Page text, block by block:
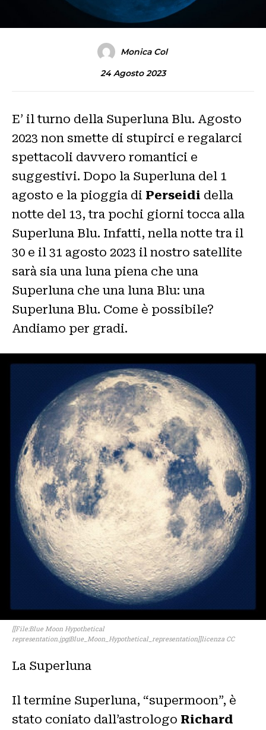
Monica Col
24 Agosto 2023
E’ il turno della Superluna Blu. Agosto
2023 non smette di stupirci e regalarci
spettacoli davvero romantici e
suggestivi. Dopo la Superluna del 1
agosto e la pioggia di Perseidi della
notte del 13, tra pochi giorni tocca alla
Superluna Blu. Infatti, nella notte tra il
30 e il 31 agosto 2023 il nostro satellite
sarà sia una luna piena che una
Superluna che una luna Blu: una
Superluna Blu. Come è possibile?
Andiamo per gradi.
[[File:Blue Moon Hypothetical
representation.jpg|Blue_Moon_Hypothetical_representation]]licenza CC
La Superluna
Il termine Superluna, “supermoon”, è
stato coniato dall’astrologo Richard